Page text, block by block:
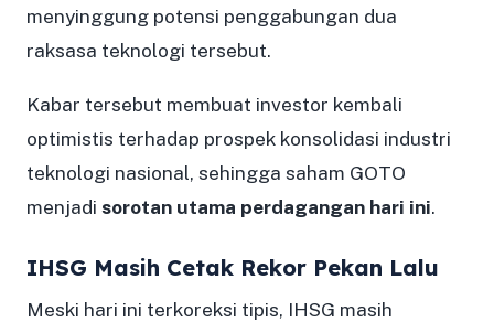
menyinggung potensi penggabungan dua
raksasa teknologi tersebut.
Kabar tersebut membuat investor kembali
optimistis terhadap prospek konsolidasi industri
teknologi nasional, sehingga saham GOTO
menjadi sorotan utama perdagangan hari ini.
IHSG Masih Cetak Rekor Pekan Lalu
Meski hari ini terkoreksi tipis, IHSG masih